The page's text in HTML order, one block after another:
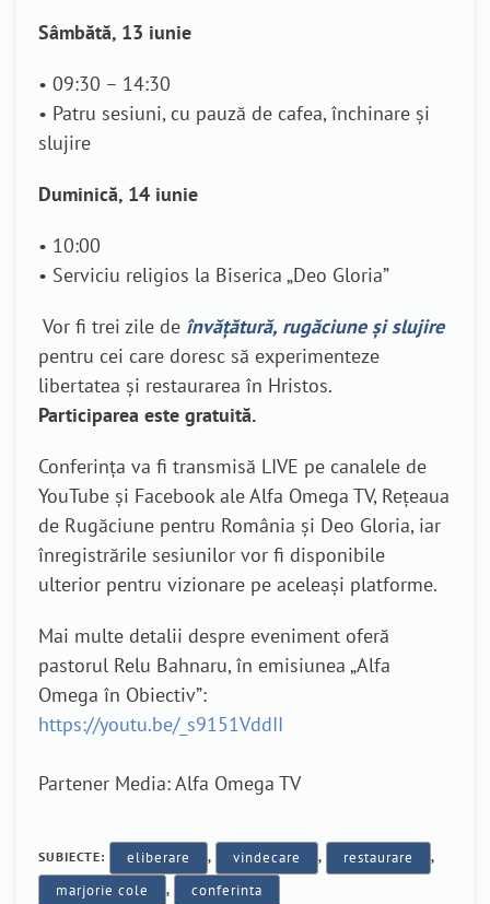
Sâmbătă, 13 iunie
• 09:30 – 14:30
• Patru sesiuni, cu pauză de cafea, închinare și
slujire
Duminică, 14 iunie
• 10:00
• Serviciu religios la Biserica „Deo Gloria”
Vor fi trei zile de învățătură, rugăciune și slujire
pentru cei care doresc să experimenteze
libertatea și restaurarea în Hristos.
Participarea este gratuită.
Conferința va fi transmisă LIVE pe canalele de
YouTube și Facebook ale Alfa Omega TV, Rețeaua
de Rugăciune pentru România și Deo Gloria, iar
înregistrările sesiunilor vor fi disponibile
ulterior pentru vizionare pe aceleași platforme.
Mai multe detalii despre eveniment oferă
pastorul Relu Bahnaru, în emisiunea „Alfa
Omega în Obiectiv”:
https://youtu.be/_s9151VddII
Partener Media: Alfa Omega TV
SUBIECTE: eliberare , vindecare , restaurare ,
marjorie cole , conferinta